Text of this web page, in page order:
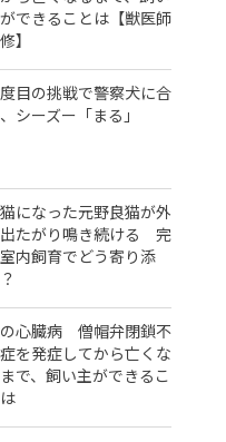
できることは【獣医師
】
目の挑戦で警察犬に合
シーズー「まる」
になった元野良猫が外
たがり鳴き続ける 完
内飼育でどう寄り添
心臓病 僧帽弁閉鎖不
を発症してから亡くな
で、飼い主ができるこ